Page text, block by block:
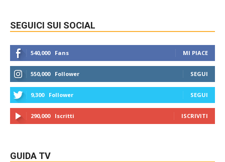
SEGUICI SUI SOCIAL
540,000 Fans MI PIACE
550,000 Follower SEGUI
9,300 Follower SEGUI
290,000 Iscritti ISCRIVITI
GUIDA TV